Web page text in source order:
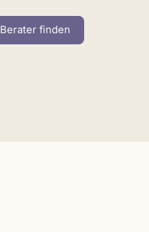
Berater finden